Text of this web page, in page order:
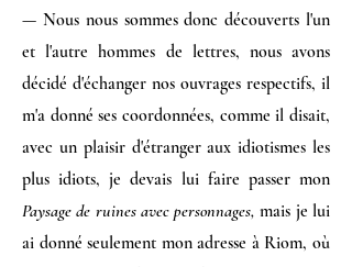
— Nous nous sommes donc découverts l'un
et l'autre hommes de lettres, nous avons
décidé d'échanger nos ouvrages respectifs, il
m'a donné ses coordonnées, comme il disait,
avec un plaisir d'étranger aux idiotismes les
plus idiots, je devais lui faire passer mon
Paysage de ruines avec personnages, mais je lui
ai donné seulement mon adresse à Riom, où